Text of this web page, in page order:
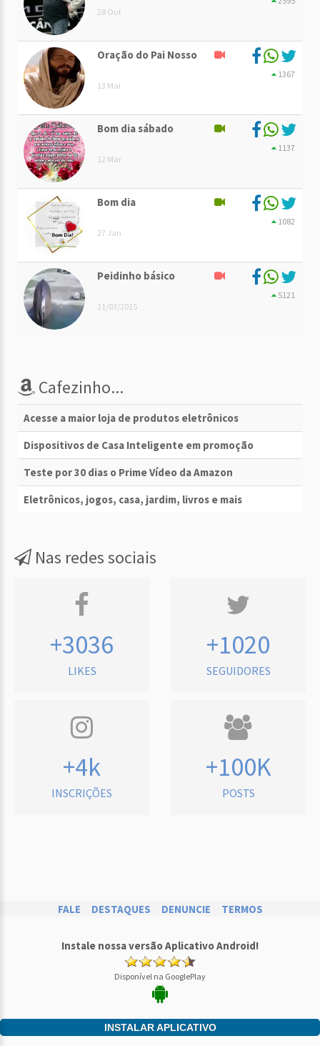
28 Out
Oração do Pai Nosso
13 Mai
1367
Bom dia sábado
12 Mar
1137
Bom dia
27 Jan
1082
Peidinho básico
11/03/2015
5121
Cafezinho...
Acesse a maior loja de produtos eletrônicos
Dispositivos de Casa Inteligente em promoção
Teste por 30 dias o Prime Vídeo da Amazon
Eletrônicos, jogos, casa, jardim, livros e mais
Nas redes sociais
+3036
LIKES
+1020
SEGUIDORES
+4k
INSCRIÇÕES
+100K
POSTS
FALE DESTAQUES DENUNCIE TERMOS
Instale nossa versão Aplicativo Android!
Disponível na GooglePlay
INSTALAR APLICATIVO